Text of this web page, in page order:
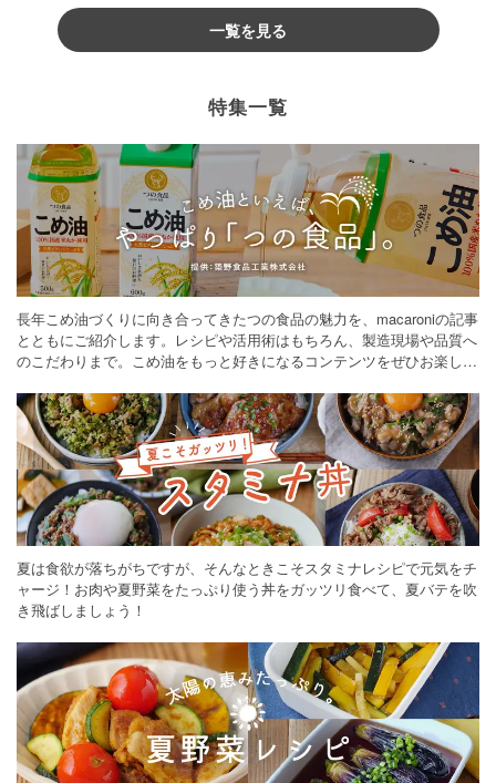
一覧を見る
特集一覧
長年こめ油づくりに向き合ってきたつの食品の魅力を、macaroniの記事
とともにご紹介します。レシピや活用術はもちろん、製造現場や品質へ
のこだわりまで。こめ油をもっと好きになるコンテンツをぜひお楽しみ
夏は食欲が落ちがちですが、そんなときこそスタミナレシピで元気をチ
ャージ！お肉や夏野菜をたっぷり使う丼をガッツリ食べて、夏バテを吹
き飛ばしましょう！